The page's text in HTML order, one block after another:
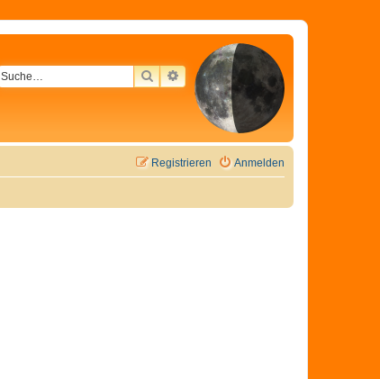
SUCHEERWEITERTE SUCHE
Anmelden
Registrieren